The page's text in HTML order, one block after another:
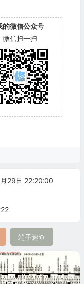
的微信公众号
微信扫一扫
29日 22:20:00
端子速查